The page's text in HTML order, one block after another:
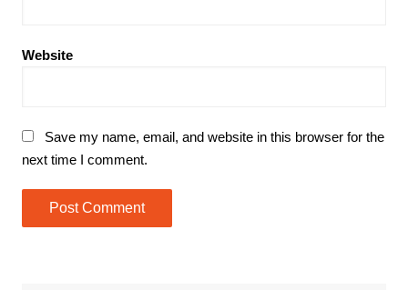
Website
Save my name, email, and website in this browser for the
next time I comment.